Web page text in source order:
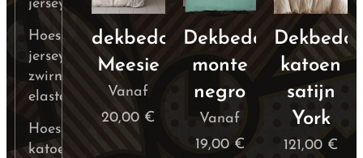
jersey
Hoeslaken
jersey
zwirn
elastan
Hoeslaken
katoen
dekbedovertrek
Meesie
Vanaf
20,00 €
Dekbedovertrek
monte
negro
Vanaf
19,00€
katoen
satijn
York
121,00 €